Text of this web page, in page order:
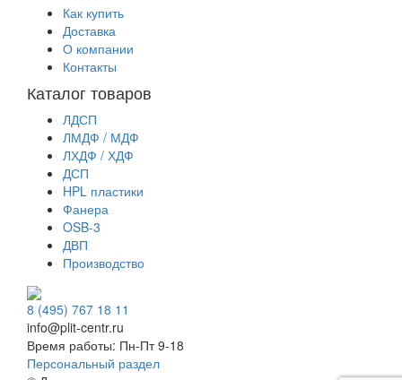
Как купить
Доставка
О компании
Контакты
Каталог товаров
ЛДСП
ЛМДФ / МДФ
ЛХДФ / ХДФ
ДСП
HPL пластики
Фанера
OSB-3
ДВП
Производство
8 (495) 767 18 11
info@plit-centr.ru
Время работы: Пн-Пт 9-18
Персональный раздел